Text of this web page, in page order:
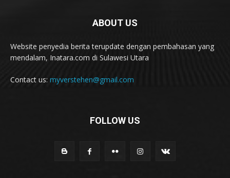
ABOUT US
Website penyedia berita terupdate dengan pembahasan yang
mendalam, Inatara.com di Sulawesi Utara
Contact us: myverstehen@gmail.com
FOLLOW US